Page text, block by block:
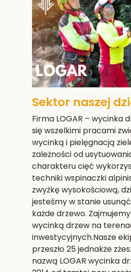
Sektor naszej
Firma LOGAR – wycinka
się wszelkimi pracami
wycinką i pielęgnacją
zależności od
charakteru cięć
techniki wspinaczki
zwyżkę wysokościową,
jesteśmy w stanie
każde drzewo.
wycinką drzew na
inwestycyjnych.Nasze
przeszło 25 jednakże
nazwą LOGAR wycinka